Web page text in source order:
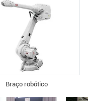
Braço robótico